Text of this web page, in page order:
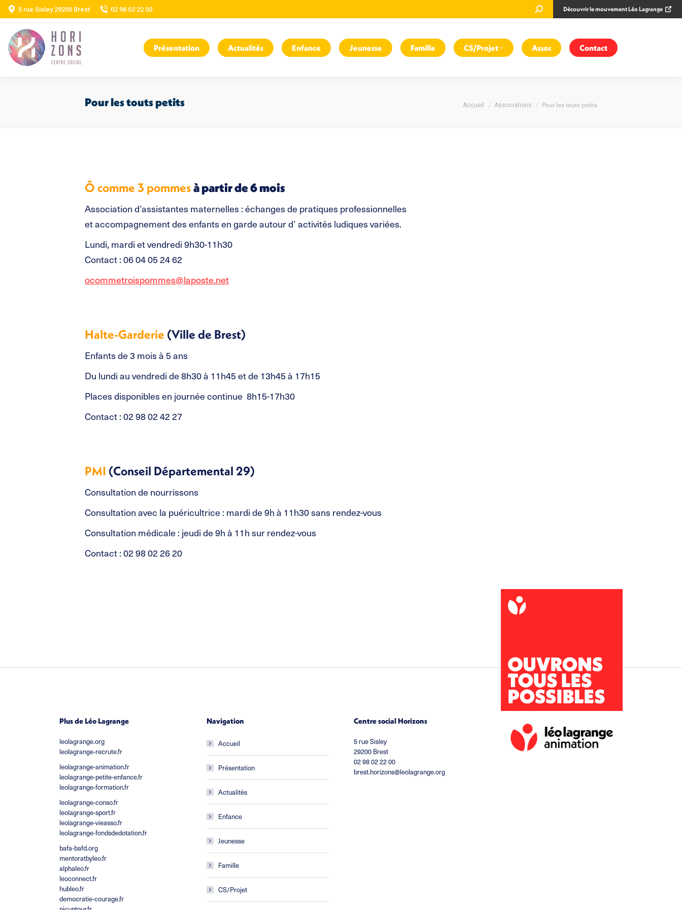
5 rue Sisley 29200 Brest 02 98 02 22 00
Recherche
:
Découvrir le mouvement Léo Lagrange
Présentation Actualités Enfance Jeunesse Famille CS/Projet Assos Contact
Pour les touts petits Vous êtes ici :
Accueil Associations Pour les touts petits
Ô comme 3 pommesà partir de 6 mois
Association d’assistantes maternelles : échanges de pratiques professionnelles
et accompagnement des enfants en garde autour d’ activités ludiques variées.
Lundi, mardi et vendredi 9h30-11h30
Contact : 06 04 05 24 62
ocommetroispommes@laposte.net
Halte-Garderie (Ville de Brest)
Enfants de 3 mois à 5 ans
Du lundi au vendredi de 8h30 à 11h45 et de 13h45 à 17h15
Places disponibles en journée continue 8h15-17h30
Contact : 02 98 02 42 27
PMI (Conseil Départemental 29)
Consultation de nourrissons
Consultation avec la puéricultrice : mardi de 9h à 11h30 sans rendez-vous
Consultation médicale : jeudi de 9h à 11h sur rendez-vous
Contact : 02 98 02 26 20
Plus de Léo Lagrange
leolagrange.org
leolagrange-recrute.fr
leolagrange-animation.fr
leolagrange-petite-enfance.fr
leolagrange-formation.fr
leolagrange-conso.fr
leolagrange-sport.fr
leolagrange-vieasso.fr
leolagrange-fondsdedotation.fr
bafa-bafd.org
mentoratbyleo.fr
alphaleo.fr
leoconnect.fr
hubleo.fr
democratie-courage.fr
Navigation
Accueil
Présentation
Actualités
Enfance
Jeunesse
Famille
CS/Projet
Centre social Horizons
5 rue Sisley
29200 Brest
02 98 02 22 00
brest.horizons@leolagrange.org